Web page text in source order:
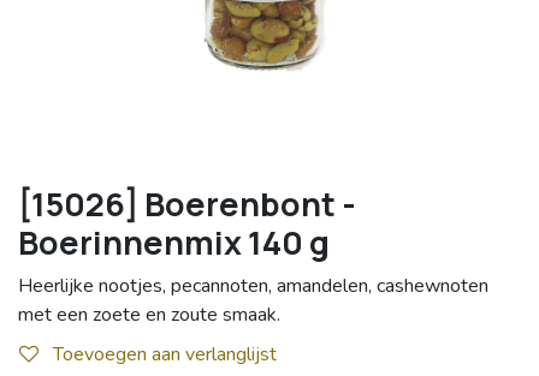
[15026] Boerenbont -
Boerinnenmix 140 g
Heerlijke nootjes, pecannoten, amandelen, cashewnoten
met een zoete en zoute smaak.
Toevoegen aan verlanglijst